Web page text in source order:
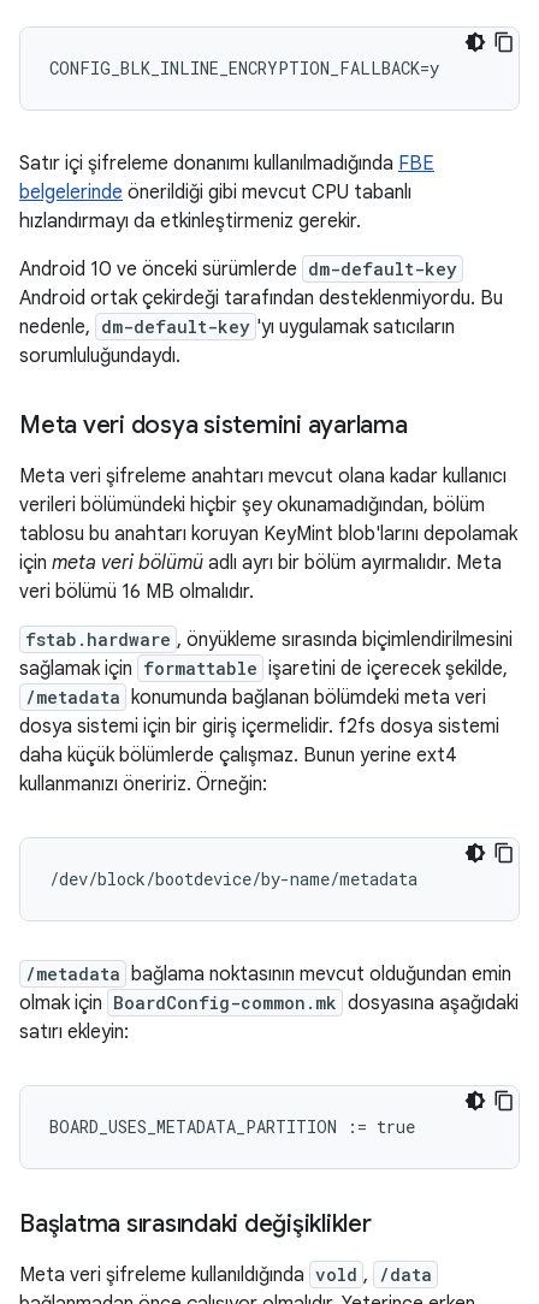
Satır içi şifreleme donanımı kullanılmadığında FBE
belgelerinde önerildiği gibi mevcut CPU tabanlı
hızlandırmayı da etkinleştirmeniz gerekir.
Android 10 ve önceki sürümlerde dm-default-key
Android ortak çekirdeği tarafından desteklenmiyordu. Bu
nedenle, dm-default-key 'yı uygulamak satıcıların
sorumluluğundaydı.
Meta veri dosya sistemini ayarlama
Meta veri şifreleme anahtarı mevcut olana kadar kullanıcı
verileri bölümündeki hiçbir şey okunamadığından, bölüm
tablosu bu anahtarı koruyan KeyMint blob'larını depolamak
için meta veri bölümü adlı ayrı bir bölüm ayırmalıdır. Meta
veri bölümü 16 MB olmalıdır.
fstab.hardware , önyükleme sırasında biçimlendirilmesini
sağlamak için formattable işaretini de içerecek şekilde,
/metadata konumunda bağlanan bölümdeki meta veri
dosya sistemi için bir giriş içermelidir. f2fs dosya sistemi
daha küçük bölümlerde çalışmaz. Bunun yerine ext4
kullanmanızı öneririz. Örneğin:
/dev/block/bootdevice/by-name/metadata
/metadata bağlama noktasının mevcut olduğundan emin
olmak için BoardConfig-common.mk dosyasına aşağıdaki
satırı ekleyin:
BOARD_USES_METADATA_PARTITION := true
Başlatma sırasındaki değişiklikler
Meta veri şifreleme kullanıldığında vold , /data